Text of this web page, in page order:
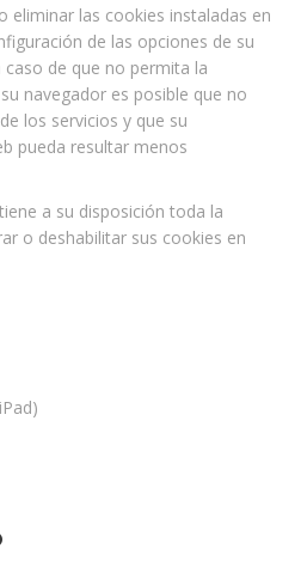
eliminar las cookies instaladas en
de las opciones de su
de que no permita la
navegador es posible que no
los servicios y que su
pueda resultar menos
a su disposición toda la
o deshabilitar sus cookies en